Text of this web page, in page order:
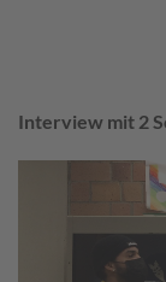
Interview mit 2